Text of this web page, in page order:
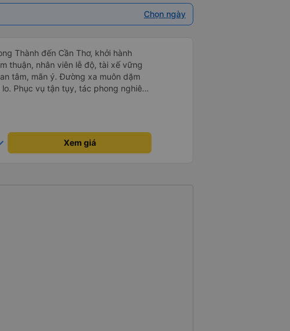
Chọn ngày
Thành đến Cần Thơ, khởi hành
thuận, nhân viên lễ độ, tài xế vững
Phục vụ tận tụy, tác phong nghiêm
buổi kim tiền vội vã. Xã hội loạn đạo.
Xem giá